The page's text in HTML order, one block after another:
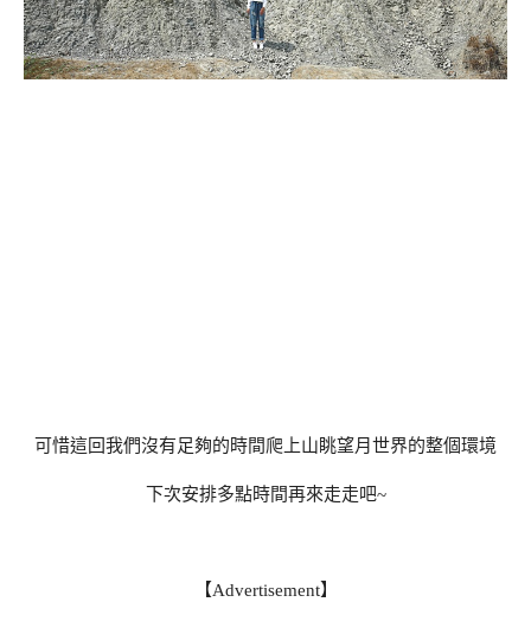
可惜這回我們沒有足夠的時間爬上山眺望月世界的整個環境
下次安排多點時間再來走走吧~
【Advertisement】